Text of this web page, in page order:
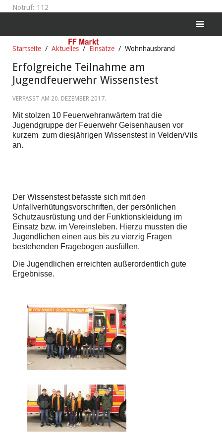
Notruf: 112
Startseite Aktuelles Einsätze Wohnhausbrand
Erfolgreiche Teilnahme am
Jugendfeuerwehr Wissenstest
VERFASST AM 20. DEZEMBER 2017.
Mit stolzen 10 Feuerwehranwärtern trat die
Jugendgruppe der Feuerwehr Geisenhausen vor
kurzem zum diesjährigen Wissenstest in Velden/Vils
an.
Der Wissenstest befasste sich mit den
Unfallverhütungsvorschriften, der persönlichen
Schutzausrüstung und der Funktionskleidung im
Einsatz bzw. im Vereinsleben. Hierzu mussten die
Jugendlichen einen aus bis zu vierzig Fragen
bestehenden Fragebogen ausfüllen.
Die Jugendlichen erreichten außerordentlich gute
Ergebnisse.